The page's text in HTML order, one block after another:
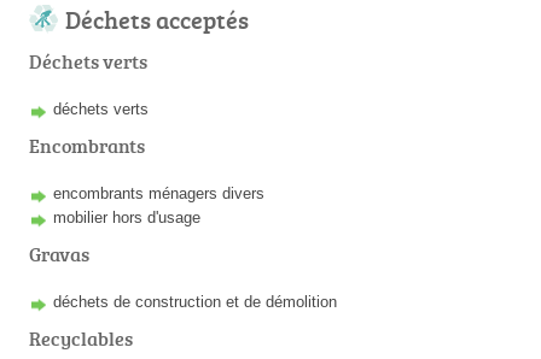
Déchets acceptés
Déchets verts
déchets verts
Encombrants
encombrants ménagers divers
mobilier hors d'usage
Gravas
déchets de construction et de démolition
Recyclables